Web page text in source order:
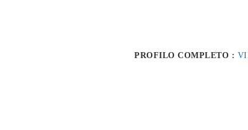
PROFILO COMPLETO :